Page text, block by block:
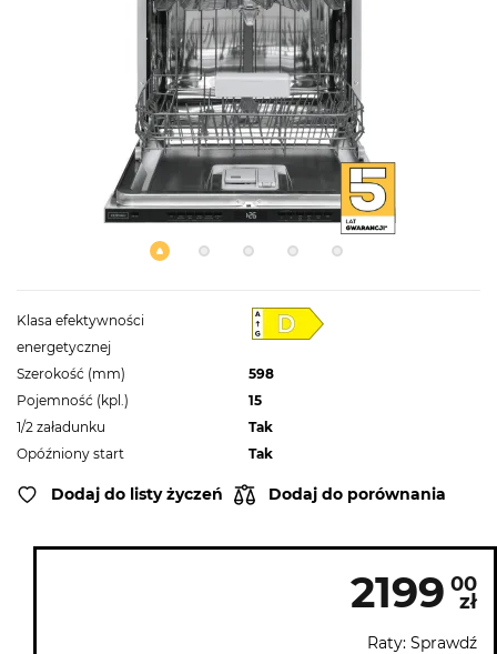
Klasa efektywności
energetycznej
Szerokość (mm)
598
Pojemność (kpl.)
15
1/2 załadunku
Tak
Opóźniony start
Tak
Dodaj do listy życzeń Dodaj do porównania
2199 00
zł
Raty: Sprawdź